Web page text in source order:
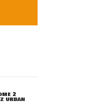
2
URBAN